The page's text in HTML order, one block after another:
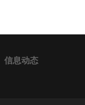
信息动态